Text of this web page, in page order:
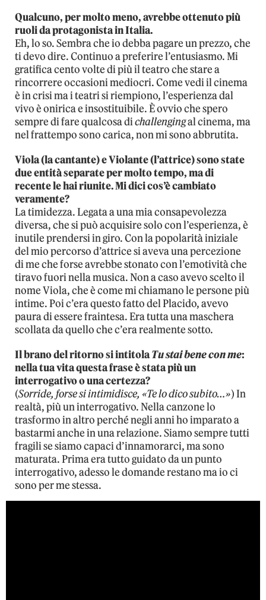
Qualcuno, per molto meno, avrebbe ottenuto più
ruoli da protagonista in Italia.
Eh, lo so. Sembra che io debba pagare un prezzo, che
ti devo dire. Continuo a preferire l’entusiasmo. Mi
gratifica cento volte di più il teatro che stare a
rincorrere occasioni mediocri. Come vedi il cinema
è in crisi ma i teatri si riempiono, l’esperienza dal
vivo è onirica e insostituibile. È ovvio che spero
sempre di fare qualcosa dichallengingal cinema, ma
nel frattempo sono carica, non mi sono abbrutita.
Viola (la cantante) e Violante (l’attrice) sono state
due entità separate per molto tempo, ma di
recente le hai riunite. Mi dici cos’è cambiato
veramente?
La timidezza. Legata a una mia consapevolezza
diversa, che si può acquisire solo con l’esperienza, è
inutile prendersi in giro. Con la popolarità iniziale
del mio percorso d’attrice si aveva una percezione
di me che forse avrebbe stonato con l’emotività che
tiravo fuori nella musica. Non a caso avevo scelto il
nome Viola, che è come mi chiamano le persone più
intime. Poi c’era questo fatto del Placido, avevo
paura di essere fraintesa. Era tutta una maschera
scollata da quello che c’era realmente sotto.
Il brano del ritorno si intitolaTu stai bene con me:
nella tua vita questa frase è stata più un
interrogativo o una certezza?
(Sorride, forse si intimidisce, «Te lo dico subito…») In
realtà, più un interrogativo. Nella canzone lo
trasformo in altro perché negli anni ho imparato a
bastarmi anche in una relazione. Siamo sempre tutti
fragili se siamo capaci d’innamorarci, ma sono
maturata. Prima era tutto guidato da un punto
interrogativo, adesso le domande restano ma io ci
sono per me stessa.